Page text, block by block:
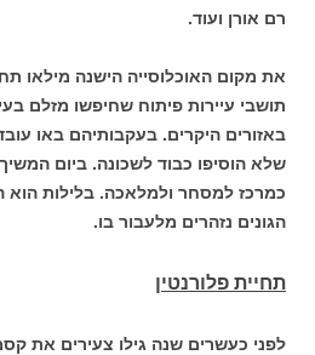
רם אורן ועוד.
את מקום האוכלוסייה הישנה מילאו
תושבי עיירות פיתוח שחיפשו מזלם
באזורים היקרים. בעקבותיהם באו
שלא הוסיפו כבוד לשכונה. ביום
כמרכז למסחר ולמלאכה. בלילות
הגונים נזהרים מלעבור בו.
תחיית פלורנטין
לפני כעשרים שנה גילו צעירים את